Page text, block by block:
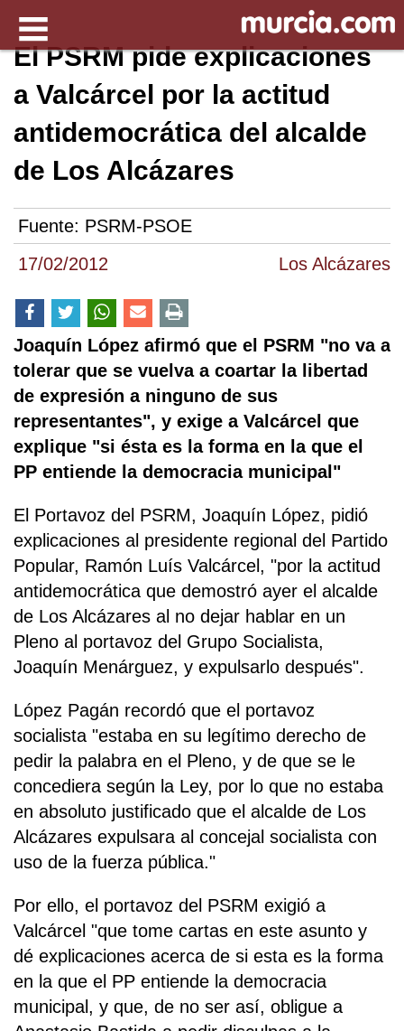
17/02/2012 Los Alcázares
El PSRM pide explicaciones
a Valcárcel por la actitud
antidemocrática del alcalde
de Los Alcázares
Fuente: PSRM-PSOE
Joaquín López afirmó que el PSRM "no va a
tolerar que se vuelva a coartar la libertad
de expresión a ninguno de sus
representantes", y exige a Valcárcel que
explique "si ésta es la forma en la que el
PP entiende la democracia municipal"
El Portavoz del PSRM, Joaquín López, pidió
explicaciones al presidente regional del Partido
Popular, Ramón Luís Valcárcel, "por la actitud
antidemocrática que demostró ayer el alcalde
de Los Alcázares al no dejar hablar en un
Pleno al portavoz del Grupo Socialista,
Joaquín Menárguez, y expulsarlo después".
López Pagán recordó que el portavoz
socialista "estaba en su legítimo derecho de
pedir la palabra en el Pleno, y de que se le
concediera según la Ley, por lo que no estaba
en absoluto justificado que el alcalde de Los
Alcázares expulsara al concejal socialista con
uso de la fuerza pública."
Por ello, el portavoz del PSRM exigió a
Valcárcel "que tome cartas en este asunto y
dé explicaciones acerca de si esta es la forma
en la que el PP entiende la democracia
municipal, y que, de no ser así, obligue a